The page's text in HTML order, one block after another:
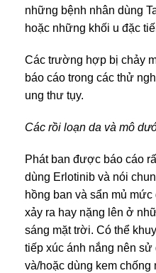
những bệnh nhân dùng
hoặc những khối u đặc
Các trường hợp bị chảy
báo cáo trong các thử
ung thư tụy.
Các rồi loạn da và mô
Phát ban được báo cáo
dùng Erlotinib và nói
hồng ban và sẩn mủ
xảy ra hay nặng lên ở
sáng mặt trời. Có thể
tiếp xúc ánh nắng nên
và/hoặc dùng kem